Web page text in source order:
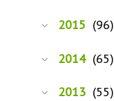
2015 (96)
2014 (65)
2013 (55)